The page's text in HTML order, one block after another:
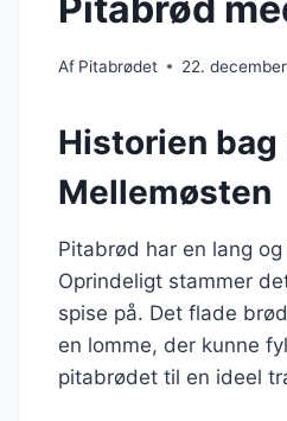
Af Pitabrødet 22.
Historien
Mellemøsten
Pitabrød har en lang
Oprindeligt stammer
spise på. Det flade
en lomme, der kunne
pitabrødet til en ideel